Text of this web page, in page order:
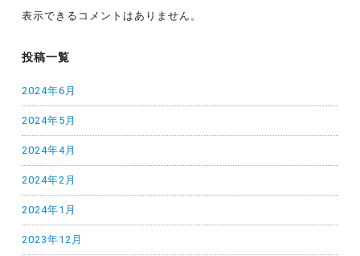
表示できるコメントはありません。
投稿一覧
2024年6月
2024年5月
2024年4月
2024年2月
2024年1月
2023年12月